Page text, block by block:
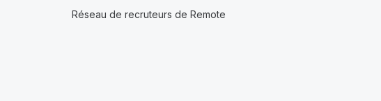
Réseau de recruteurs de Remote